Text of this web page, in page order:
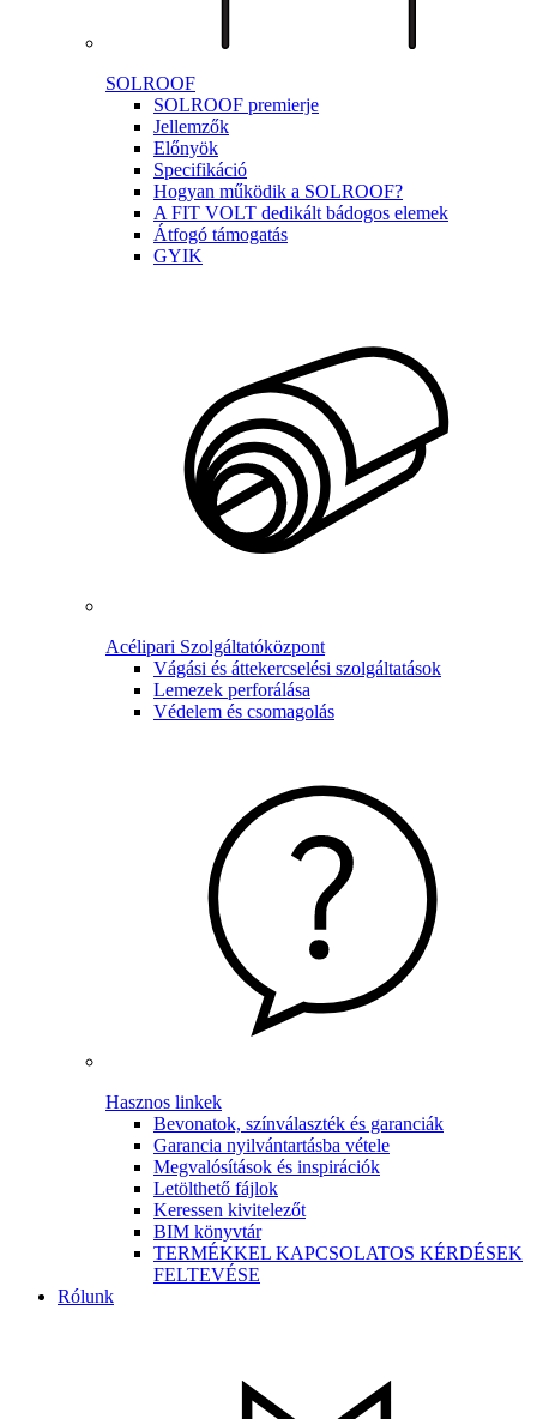
SOLROOF
SOLROOF premierje
Jellemzők
Előnyök
Specifikáció
Hogyan működik a SOLROOF?
A FIT VOLT dedikált bádogos elemek
Átfogó támogatás
GYIK
Acélipari Szolgáltatóközpont
Vágási és áttekercselési szolgáltatások
Lemezek perforálása
Védelem és csomagolás
Hasznos linkek
Bevonatok, színválaszték és garanciák
Garancia nyilvántartásba vétele
Megvalósítások és inspirációk
Letölthető fájlok
Keressen kivitelezőt
BIM könyvtár
TERMÉKKEL KAPCSOLATOS KÉRDÉSEK
FELTEVÉSE
Rólunk